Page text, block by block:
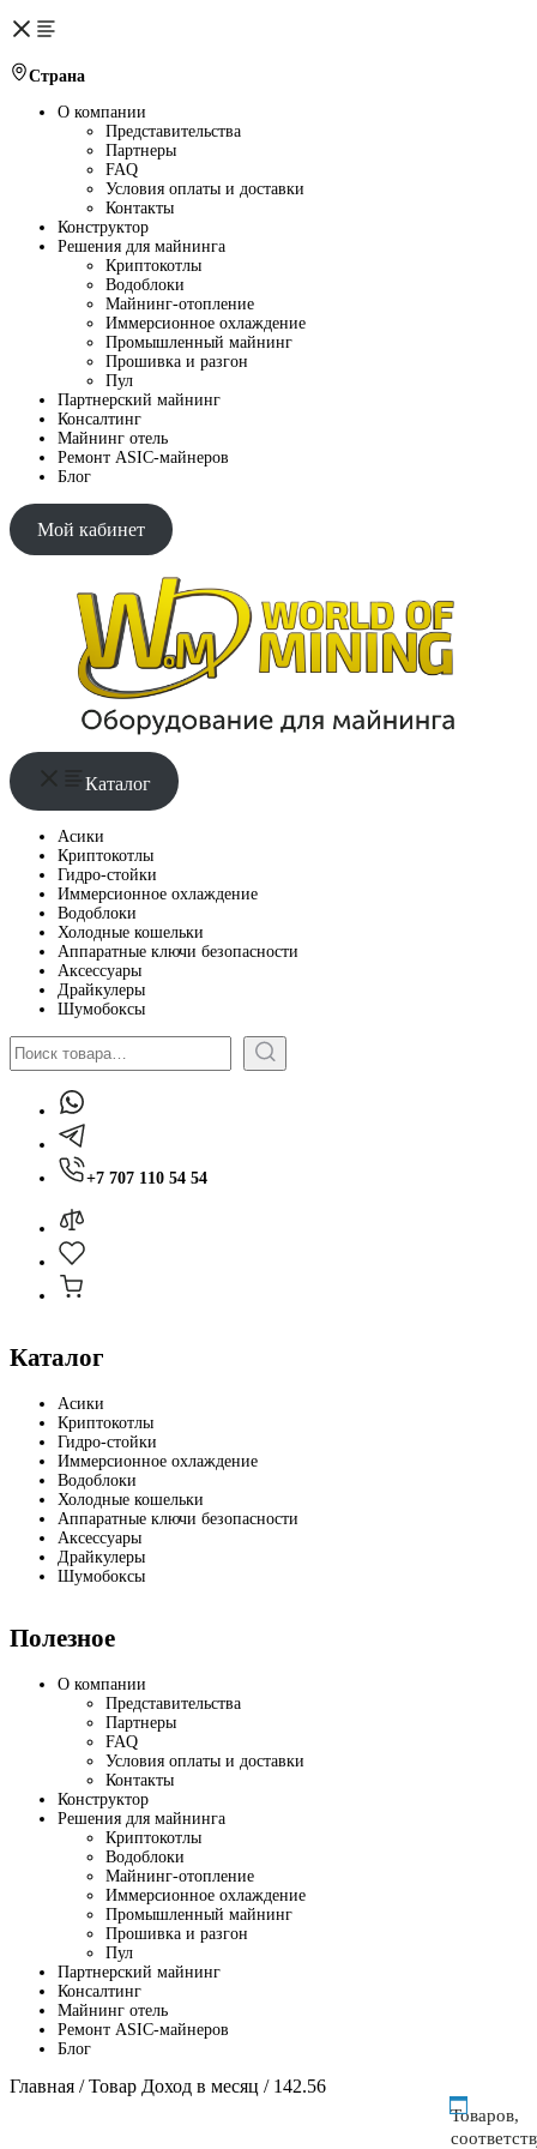
Страна
О компании
Представительства
Партнеры
FAQ
Условия оплаты и доставки
Контакты
Конструктор
Решения для майнинга
Криптокотлы
Водоблоки
Майнинг-отопление
Иммерсионное охлаждение
Промышленный майнинг
Прошивка и разгон
Пул
Партнерский майнинг
Консалтинг
Майнинг отель
Ремонт ASIC-майнеров
Блог
Мой кабинет
Каталог
Асики
Криптокотлы
Гидро-стойки
Иммерсионное охлаждение
Водоблоки
Холодные кошельки
Аппаратные ключи безопасности
Аксессуары
Драйкулеры
Шумобоксы
Поиск
+7 707 110 54 54
Каталог
Асики
Криптокотлы
Гидро-стойки
Иммерсионное охлаждение
Водоблоки
Холодные кошельки
Аппаратные ключи безопасности
Аксессуары
Драйкулеры
Шумобоксы
Полезное
О компании
Представительства
Партнеры
FAQ
Условия оплаты и доставки
Контакты
Конструктор
Решения для майнинга
Криптокотлы
Водоблоки
Майнинг-отопление
Иммерсионное охлаждение
Промышленный майнинг
Прошивка и разгон
Пул
Партнерский майнинг
Консалтинг
Майнинг отель
Ремонт ASIC-майнеров
Блог
Главная / Товар Доход в месяц / 142.56
Товаров,